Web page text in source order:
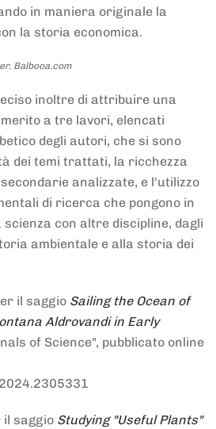
in maniera originale la
la storia economica.
Balbooa.com
inoltre di attribuire una
a tre lavori, elencati
degli autori, che si sono
dei temi trattati, la ricchezza
analizzate, e l'utilizzo
di ricerca che pongono in
con altre discipline, dagli
ambientale e alla storia dei
il saggio Sailing the Ocean of
Aldrovandi in Early
of Science", pubblicato online
il saggio Studying "Useful Plants"